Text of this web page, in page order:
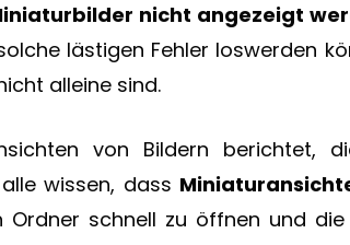
nicht angezeigt
lästigen Fehler loswerden
alleine sind.
von Bildern berichtet,
wissen, dass
schnell zu öffnen und die